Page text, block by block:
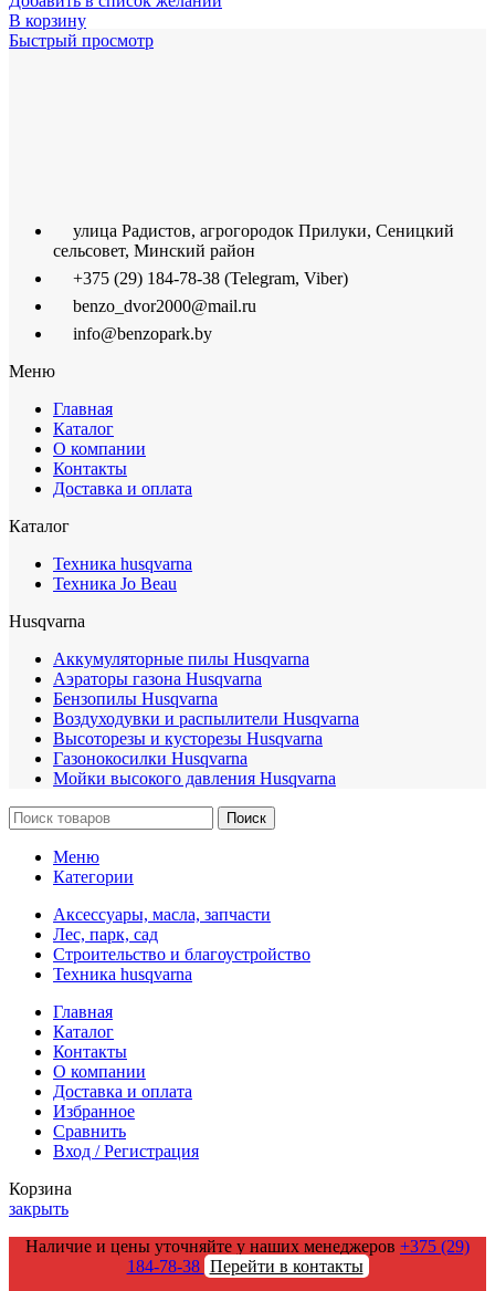
В корзину
Быстрый просмотр
улица Радистов, агрогородок Прилуки, Сеницкий
сельсовет, Минский район
+375 (29) 184-78-38 (Telegram, Viber)
benzo_dvor2000@mail.ru
info@benzopark.by
Меню
Главная
Каталог
О компании
Контакты
Доставка и оплата
Каталог
Техника husqvarna
Техника Jo Beau
Husqvarna
Аккумуляторные пилы Husqvarna
Аэраторы газона Husqvarna
Бензопилы Husqvarna
Воздуходувки и распылители Husqvarna
Высоторезы и кусторезы Husqvarna
Газонокосилки Husqvarna
Мойки высокого давления Husqvarna
Поиск
Меню
Категории
Аксессуары, масла, запчасти
Лес, парк, сад
Строительство и благоустройство
Техника husqvarna
Главная
Каталог
Контакты
О компании
Доставка и оплата
Избранное
Сравнить
Вход / Регистрация
Корзина
закрыть
Наличие и цены уточняйте у наших менеджеров +375 (29)
184-78-38 Перейти в контакты